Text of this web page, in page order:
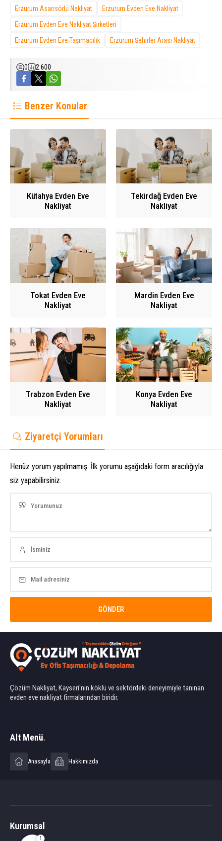
Erzurum Asansörlü Nakliyat
Erzurum Evden Eve Nakliyat
Erzurum Evden Eve Nakliyat Şirketleri
Erzurum Evden Eve Taşımacılık
Erzurum Şehirler Arası Nakliyat
0 2.600
Benzer Konular
Kütahya Evden Eve
Nakliyat
Tekirdağ Evden Eve
Nakliyat
Tokat Evden Eve
Nakliyat
Mardin Evden Eve
Nakliyat
Trabzon Evden Eve
Nakliyat
Konya Evden Eve
Nakliyat
Ziyaretçi Yorumları
Henüz yorum yapılmamış. İlk yorumu aşağıdaki form aracılığıyla
siz yapabilirsiniz.
Çözüm Nakliyat, Kayseri'nin köklü ve sektördeki deneyimiyle tanınan
evden eve nakliyat firmalarından biridir.
Alt Menü.
Anasayfa Hakkımızda
Kurumsal
1